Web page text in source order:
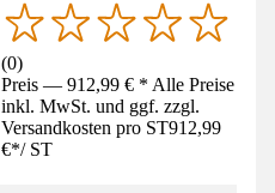
(0)
Preis — 912,99 € * Alle Preise
inkl. MwSt. und ggf. zzgl.
Versandkosten pro ST912,99
€*/ ST